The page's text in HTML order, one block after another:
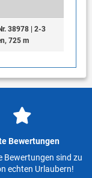
38978 | 2-3
725 m
Bewertungen
Bewertungen sind zu
echten Urlaubern!